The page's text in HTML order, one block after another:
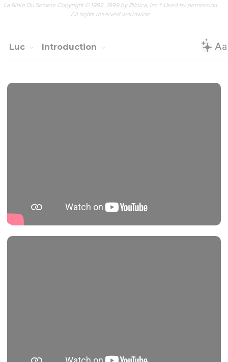
La Bible Du Semeur Copyright © 1992, 1999 by Biblica, Inc.® Used by permission.
All rights reserved worldwide.
Luc Introduction